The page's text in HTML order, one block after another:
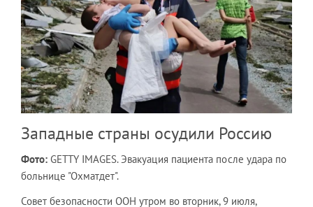
Западные страны осудили Россию
Фото: GETTY IMAGES.Эвакуация пациента после удара по
больнице "Охматдет".
Совет безопасности ООН утром во вторник, 9 июля,